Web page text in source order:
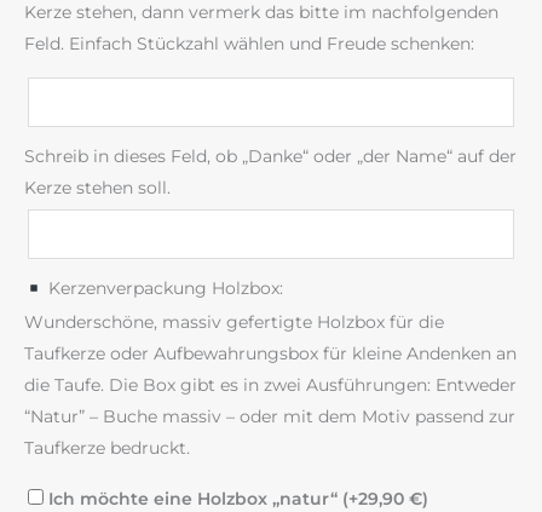
Kerze stehen, dann vermerk das bitte im nachfolgenden
Feld. Einfach Stückzahl wählen und Freude schenken:
Schreib in dieses Feld, ob „Danke“ oder „der Name“ auf der
Kerze stehen soll.
Kerzenverpackung Holzbox:
Wunderschöne, massiv gefertigte Holzbox für die
Taufkerze oder Aufbewahrungsbox für kleine Andenken an
die Taufe. Die Box gibt es in zwei Ausführungen: Entweder
“Natur” – Buche massiv – oder mit dem Motiv passend zur
Taufkerze bedruckt.
Ich möchte eine Holzbox „natur“ (+29,90 €)